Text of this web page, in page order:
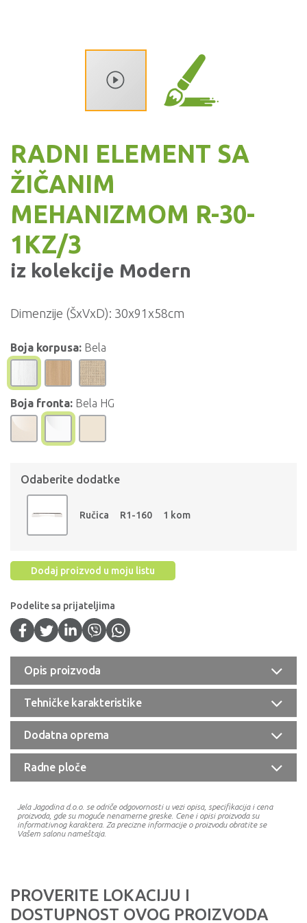
RADNI ELEMENT SA
ŽIČANIM
MEHANIZMOM R-30-
1KZ/3
iz kolekcije Modern
Dimenzije (ŠxVxD): 30x91x58cm
Boja korpusa: Bela
Boja fronta: Bela HG
Odaberite dodatke
Ručica R1-160 1 kom
Dodaj proizvod u moju listu
Podelite sa prijateljima
Opis proizvoda
Tehničke karakteristike
Dodatna oprema
Radne ploče
Jela Jagodina d.o.o. se odriče odgovornosti u vezi opisa, specifikacija i cena
proizvoda, gde su moguće nenamerne greske. Cene i opisi proizvoda su
informativnog karaktera. Za precizne informacije o proizvodu obratite se
Vašem salonu nameštaja.
PROVERITE LOKACIJU I
DOSTUPNOST OVOG PROIZVODA